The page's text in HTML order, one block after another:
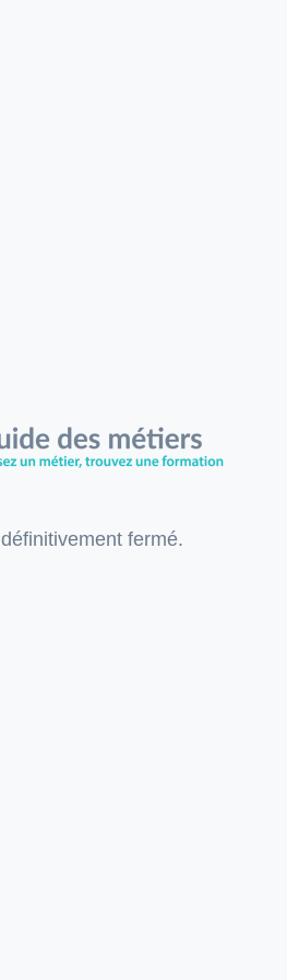
fermé.